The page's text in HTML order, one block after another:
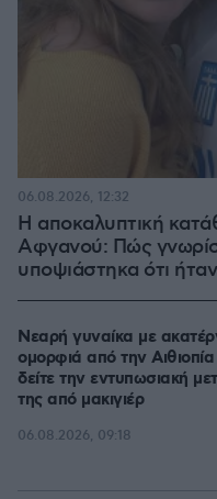
Η αποκαλυπτική
Αφγανού: Πώς
υποψιάστηκα ότι
06.08.2026, 12:32
Νεαρή γυναίκα με
ομορφιά από την
δείτε την εντυπωσιακή
της από μακιγιέρ
06.08.2026, 09:18